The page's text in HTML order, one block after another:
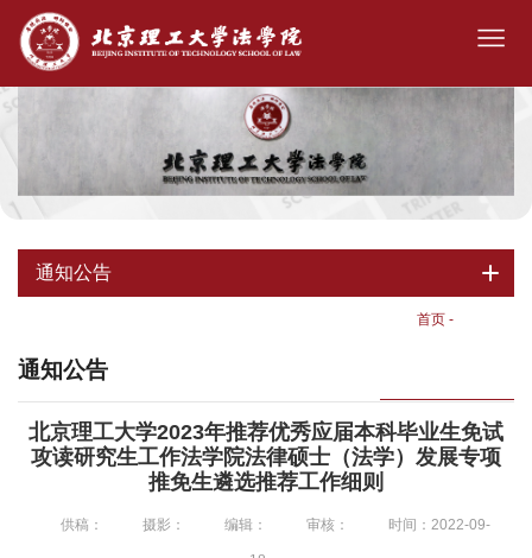
通知公告
首页 -
通知公告
北京理工大学2023年推荐优秀应届本科毕业生免试
攻读研究生工作法学院法律硕士（法学）发展专项
推免生遴选推荐工作细则
供稿： 摄影： 编辑： 审核： 时间：2022-09-